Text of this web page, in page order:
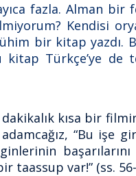
fazla. Alman bir
Kendisi
bir kitap yazdı.
kitap Türkçe’ye de
kısa bir
“Bu işe
başarılarını
taassup var!” (ss.